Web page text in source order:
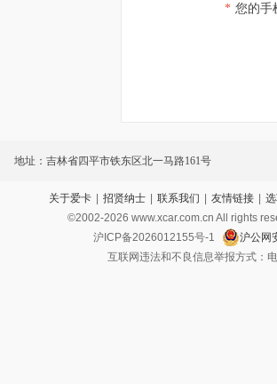
* 您的手
地址：吉林省四平市铁东区北一马路161号
关于爱卡 | 招贤纳士 | 联系我们 | 友情链接 |
©2002-2026 www.xcar.com.cn All rights
沪ICP备2026012155号-1
沪公网
互联网违法和不良信息举报方式：